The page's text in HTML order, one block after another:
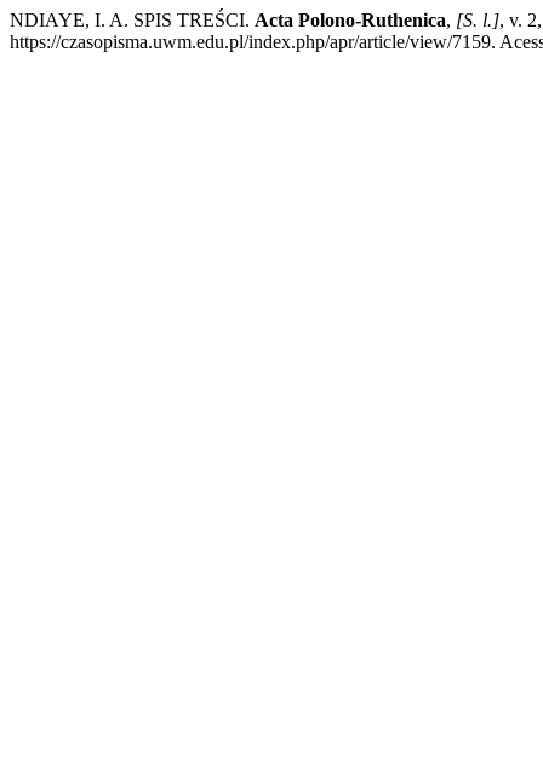
NDIAYE, I. A. SPIS TREŚCI. Acta Polono-Ruthenica, [S. l.], v.
https://czasopisma.uwm.edu.pl/index.php/apr/article/view/7159.